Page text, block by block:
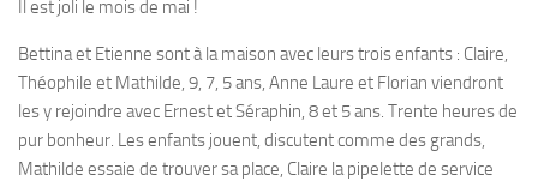
Il est joli le mois de mai !
Bettina et Etienne sont à la maison avec leurs trois enfants : Claire,
Théophile et Mathilde, 9, 7, 5 ans, Anne Laure et Florian viendront
les y rejoindre avec Ernest et Séraphin, 8 et 5 ans. Trente heures de
pur bonheur. Les enfants jouent, discutent comme des grands,
Mathilde essaie de trouver sa place, Claire la pipelette de service